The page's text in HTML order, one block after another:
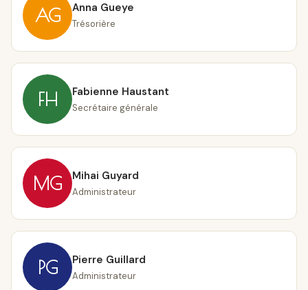
AG Anna Gueye
Trésorière
FH Fabienne Haustant
Secrétaire générale
MG Mihai Guyard
Administrateur
PG Pierre Guillard
Administrateur